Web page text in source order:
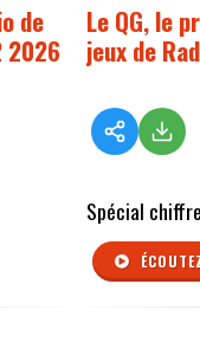
de
2026
Le QG, le
jeux de
Spécial chiffre